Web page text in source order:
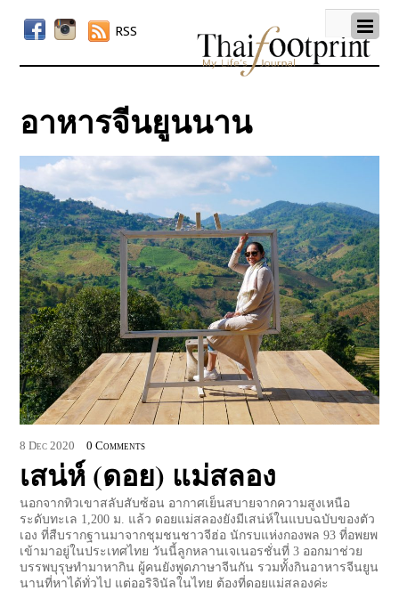
RSS
อาหารจีนยูนนาน
8 Dec 2020 0 Comments
เสน่ห์ (ดอย) แม่สลอง
นอกจากทิวเขาสลับสับซ้อน อากาศเย็นสบายจากความสูงเหนือ
ระดับทะเล 1,200 ม. แล้ว ดอยแม่สลองยังมีเสน่ห์ในแบบฉบับของตัว
เอง ที่สืบรากฐานมาจากชุมชนชาวจีฮ่อ นักรบแห่งกองพล 93 ที่อพยพ
เข้ามาอยู่ในประเทศไทย วันนี้ลูกหลานเจเนอรชั่นที่ 3 ออกมาช่วย
บรรพบุรุษทำมาหากิน ผู้คนยังพูดภาษาจีนกัน รวมทั้งกินอาหารจีนยูน
นานที่หาได้ทั่วไป แต่ออริจินัลในไทย ต้องที่ดอยแม่สลองค่ะ